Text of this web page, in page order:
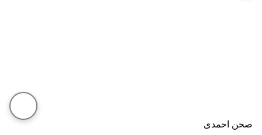
صحن احمدی